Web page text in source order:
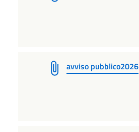
avviso pubblico2026